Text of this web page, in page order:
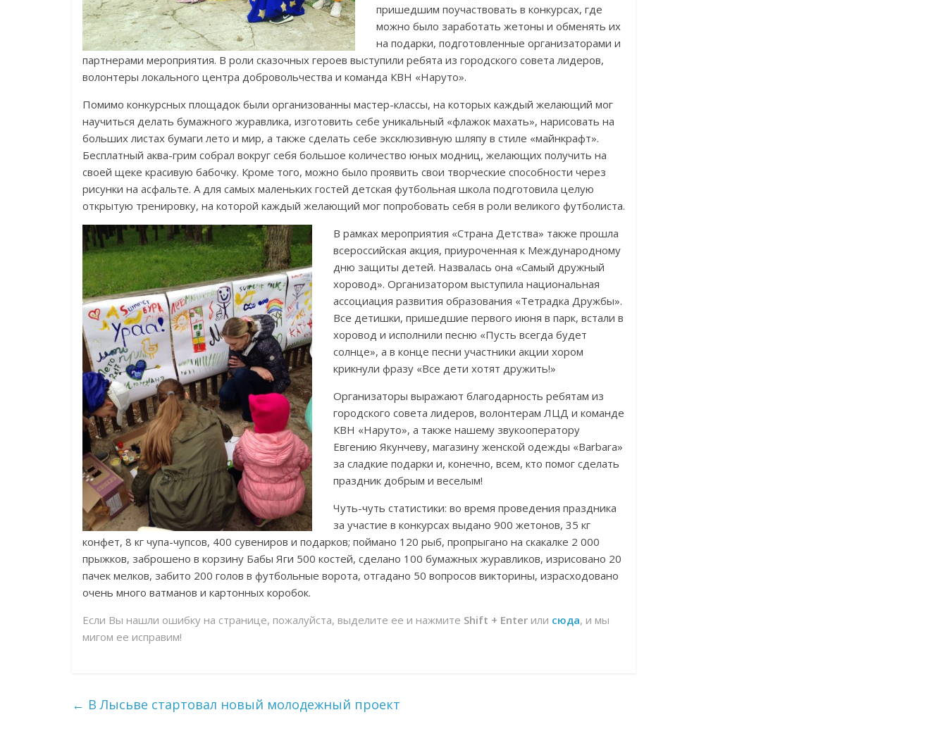
пришедшим поучаствовать в конкурсах, где
можно было заработать жетоны и обменять их
на подарки, подготовленные организаторами и
партнерами мероприятия. В роли сказочных героев выступили ребята из городского совета лидеров,
волонтеры локального центра добровольчества и команда КВН «Наруто».
Помимо конкурсных площадок были организованны мастер-классы, на которых каждый желающий мог
научиться делать бумажного журавлика, изготовить себе уникальный «флажок махать», нарисовать на
больших листах бумаги лето и мир, а также сделать себе эксклюзивную шляпу в стиле «майнкрафт».
Бесплатный аква-грим собрал вокруг себя большое количество юных модниц, желающих получить на
своей щеке красивую бабочку. Кроме того, можно было проявить свои творческие способности через
рисунки на асфальте. А для самых маленьких гостей детская футбольная школа подготовила целую
открытую тренировку, на которой каждый желающий мог попробовать себя в роли великого футболиста.
В рамках мероприятия «Страна Детства» также прошла
всероссийская акция, приуроченная к Международному
дню защиты детей. Назвалась она «Самый дружный
хоровод». Организатором выступила национальная
ассоциация развития образования «Тетрадка Дружбы».
Все детишки, пришедшие первого июня в парк, встали в
хоровод и исполнили песню «Пусть всегда будет
солнце», а в конце песни участники акции хором
крикнули фразу «Все дети хотят дружить!»
Организаторы выражают благодарность ребятам из
городского совета лидеров, волонтерам ЛЦД и команде
КВН «Наруто», а также нашему звукооператору
Евгению Якунчеву, магазину женской одежды «Barbara»
за сладкие подарки и, конечно, всем, кто помог сделать
праздник добрым и веселым!
Чуть-чуть статистики: во время проведения праздника
за участие в конкурсах выдано 900 жетонов, 35 кг
конфет, 8 кг чупа-чупсов, 400 сувениров и подарков; поймано 120 рыб, пропрыгано на скакалке 2 000
прыжков, заброшено в корзину Бабы Яги 500 костей, сделано 100 бумажных журавликов, изрисовано 20
пачек мелков, забито 200 голов в футбольные ворота, отгадано 50 вопросов викторины, израсходовано
очень много ватманов и картонных коробок.
Если Вы нашли ошибку на странице, пожалуйста, выделите ее и нажмите Shift + Enter или сюда, и мы
мигом ее исправим!
← В Лысьве стартовал новый молодежный проект